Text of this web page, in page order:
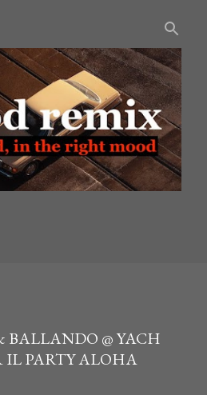
BALLANDO @ YACH
IL PARTY ALOHA